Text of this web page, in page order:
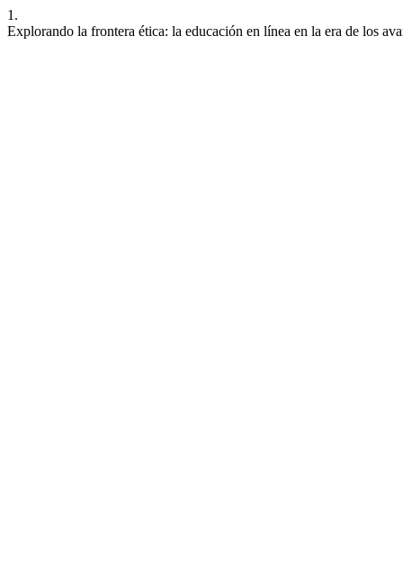
1.
Explorando la frontera ética: la educación en línea en la era de los